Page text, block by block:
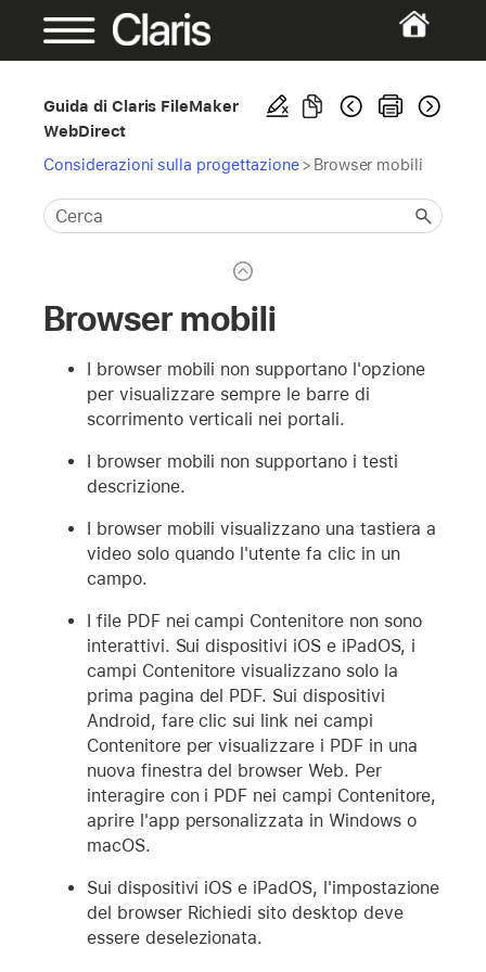
Guida di Claris FileMaker
WebDirect
Considerazioni sulla progettazione> Browser mobili
Browser mobili
I browser mobili non supportano l'opzione
per visualizzare sempre le barre di
scorrimento verticali nei portali.
I browser mobili non supportano i testi
descrizione.
I browser mobili visualizzano una tastiera a
video solo quando l'utente fa clic in un
campo.
I file PDF nei campi Contenitore non sono
interattivi. Sui dispositivi iOS e iPadOS, i
campi Contenitore visualizzano solo la
prima pagina del PDF. Sui dispositivi
Android, fare clic sui link nei campi
Contenitore per visualizzare i PDF in una
nuova finestra del browser Web. Per
interagire con i PDF nei campi Contenitore,
aprire l'app personalizzata in Windows o
macOS.
Sui dispositivi iOS e iPadOS, l'impostazione
del browser Richiedi sito desktop deve
essere deselezionata.